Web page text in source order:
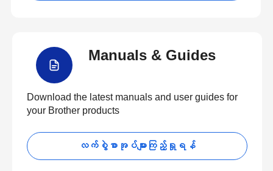
Manuals & Guides
Download the latest manuals and user guides for
your Brother products
လက်စွဲစာအုပ်များကြည့်ရှုရန်